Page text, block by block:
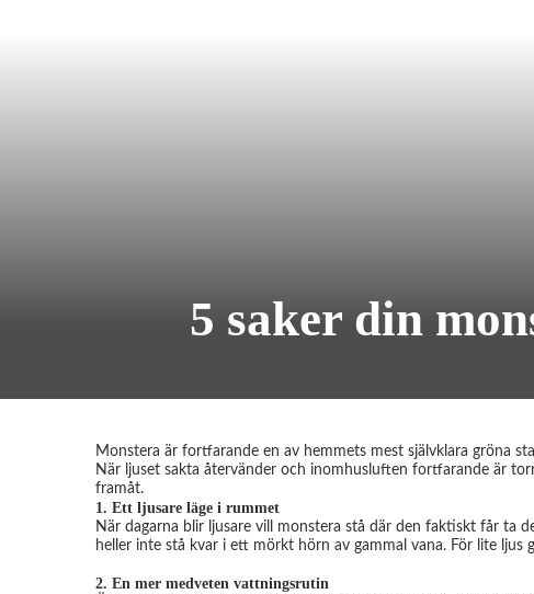
5 saker din
Monstera är fortfarande en av hemmets mest självklara gröna
När ljuset sakta återvänder och inomhusluften fortfarande är
framåt.
1. Ett ljusare läge i rummet
När dagarna blir ljusare vill monstera stå där den faktiskt får ta
heller inte stå kvar i ett mörkt hörn av gammal vana. För lite
2. En mer medveten vattningsrutin